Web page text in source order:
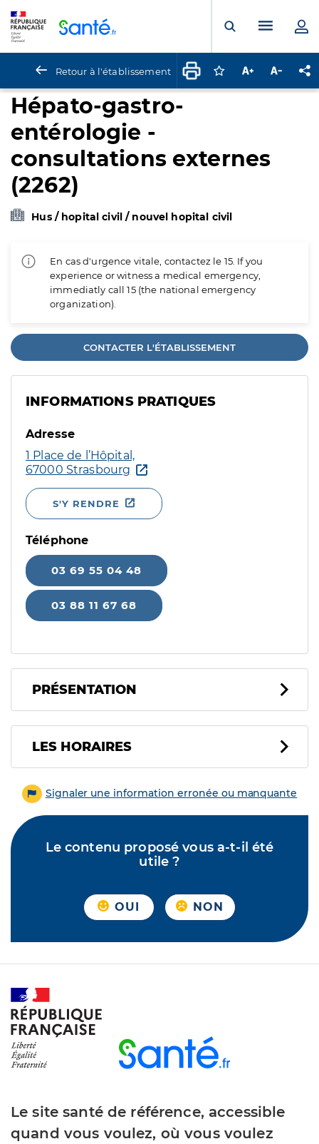
Ouvrir laMenu
Retour à l'établissement Connectez-vous
Augmenter la
Hépato-gastro-
entérologie -
consultations externes
(2262)
Hus / hopital civil / nouvel hopital civil
En cas d'urgence vitale, contactez le 15. If you
experience or witness a medical emergency,
immediatly call 15 (the national emergency
organization).
CONTACTER L'ÉTABLISSEMENT
INFORMATIONS PRATIQUES
Adresse
1 Place de l’Hôpital,
67000 Strasbourg
S'Y RENDRE
Téléphone
03 69 55 04 48
03 88 11 67 68
PRÉSENTATION
LES HORAIRES
Signaler une information erronée ou manquante
Le contenu proposé vous a-t-il été
utile ?
OUI NON
Le site santé de référence, accessible
quand vous voulez, où vous voulez